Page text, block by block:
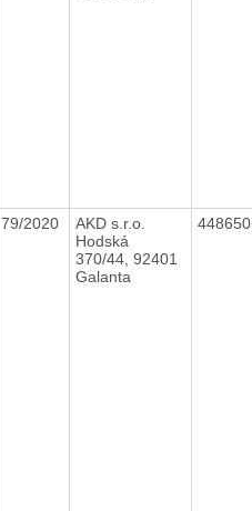
79/2020
AKD s.r.o.
Hodská
370/44, 92401
Galanta